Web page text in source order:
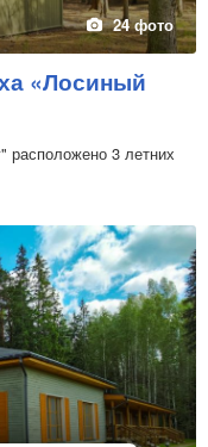
24 фото
«Лосиный
расположено 3 летних